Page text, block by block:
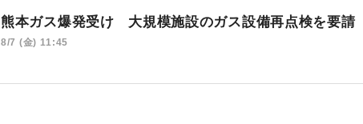
熊本ガス爆発受け 大規模施設のガス設備再点検を要請
8/7 (金) 11:45